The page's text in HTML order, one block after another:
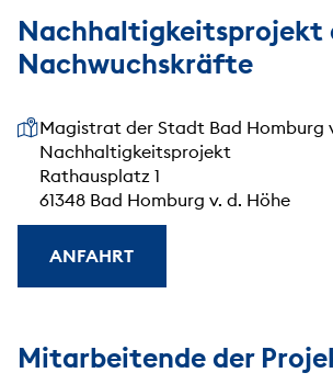
Nachhaltigkeitsprojekt
Nachwuchskräfte
Unsere Anschrift
Magistrat der Stadt Bad Homburg
Nachhaltigkeitsprojekt
Rathausplatz 1
61348 Bad Homburg v. d. Höhe
ANFAHRT
Mitarbeitende der